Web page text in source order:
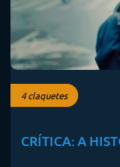
4 claquetes
CRÍTICA: A